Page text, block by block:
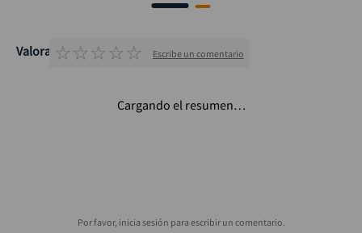
Valoraciones
☆☆☆☆☆ Escribe un comentario
Cargando el resumen…